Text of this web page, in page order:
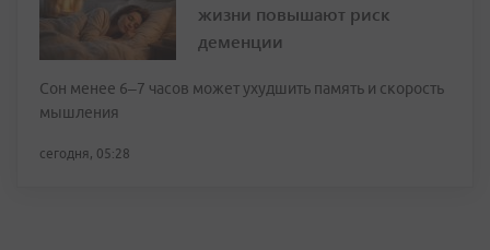
жизни повышают риск
деменции
Сон менее 6–7 часов может ухудшить память и скорость
мышления
сегодня, 05:28